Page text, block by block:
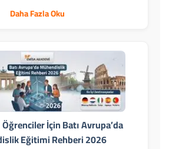
Daha Fazla Oku
İçin Batı Avrupa’da
Eğitimi Rehberi 2026